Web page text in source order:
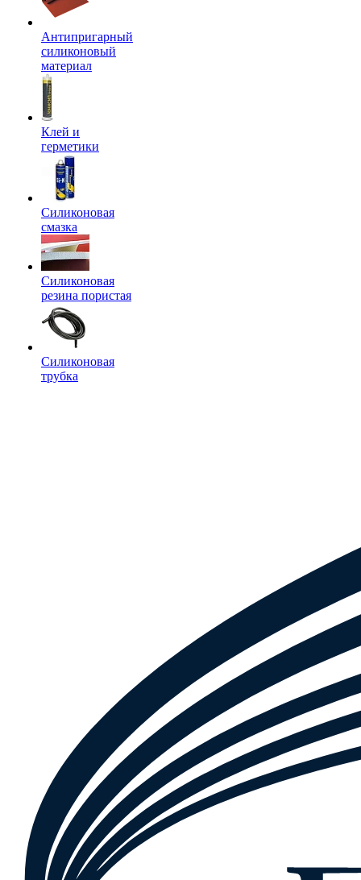
Антипригарный
силиконовый
материал
Клей и
герметики
Силиконовая
смазка
Силиконовая
резина пористая
Силиконовая
трубка